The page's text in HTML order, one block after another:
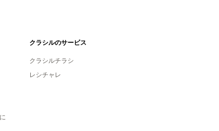
クラシルのサービス
クラシルチラシ
レシチャレ